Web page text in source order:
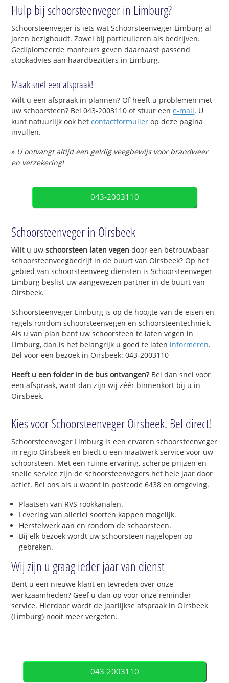
Hulp bij schoorsteenveger in Limburg?
Schoorsteenveger is iets wat Schoorsteenveger Limburg al
jaren bezighoudt. Zowel bij particulieren als bedrijven.
Gediplomeerde monteurs geven daarnaast passend
stookadvies aan haardbezitters in Limburg.
Maak snel een afspraak!
Wilt u een afspraak in plannen? Of heeft u problemen met
uw schoorsteen? Bel 043-2003110 of stuur eene-mail. U
kunt natuurlijk ook hetcontactformulier op deze pagina
invullen.
» U ontvangt altijd een geldig veegbewijs voor brandweer
en verzekering!
043-2003110
Schoorsteenveger in Oirsbeek
Wilt u uwschoorsteen laten vegen door een betrouwbaar
schoorsteenveegbedrijf in de buurt van Oirsbeek? Op het
gebied van schoorsteenveeg diensten is Schoorsteenveger
Limburg beslist uw aangewezen partner in de buurt van
Oirsbeek.
Schoorsteenveger Limburg is op de hoogte van de eisen en
regels rondom schoorsteenvegen en schoorsteentechniek.
Als u van plan bent uw schoorsteen te laten vegen in
Limburg, dan is het belangrijk u goed te laten informeren.
Bel voor een bezoek in Oirsbeek: 043-2003110
Heeft u een folder in de bus ontvangen?Bel dan snel voor
een afspraak, want dan zijn wij zéér binnenkort bij u in
Oirsbeek.
Kies voor Schoorsteenveger Oirsbeek. Bel direct!
Schoorsteenveger Limburg is een ervaren schoorsteenveger
in regio Oirsbeek en biedt u een maatwerk service voor uw
schoorsteen. Met een ruime ervaring, scherpe prijzen en
snelle service zijn de schoorsteenvegers het hele jaar door
actief. Bel ons als u woont in postcode 6438 en omgeving.
Plaatsen van RVS rookkanalen.
Levering van allerlei soorten kappen mogelijk.
Herstelwerk aan en rondom de schoorsteen.
Bij elk bezoek wordt uw schoorsteen nagelopen op
gebreken.
Wij zijn u graag ieder jaar van dienst
Bent u een nieuwe klant en tevreden over onze
werkzaamheden? Geef u dan op voor onze reminder
service. Hierdoor wordt de jaarlijkse afspraak in Oirsbeek
(Limburg) nooit meer vergeten.
043-2003110